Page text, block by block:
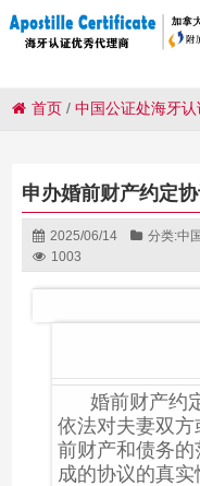
首页 /中国公证处海牙认
申办婚前财产约定
2025/06/14 分类:中
1003
婚前财产约定
依法对夫妻双
前财产和债务
成的协议的真